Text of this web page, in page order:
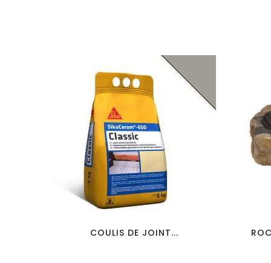
favorite_border visibility
COULIS DE JOINT...